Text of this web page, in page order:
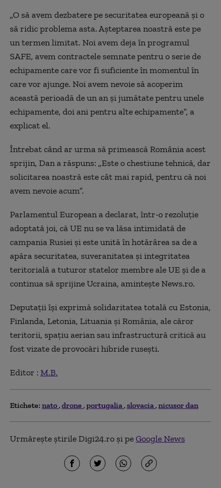
„O să avem dezbatere pe securitatea europeană și o
să ridic problema asta. Așteptarea noastră este pe
un termen limitat. Noi avem deja în programul
SAFE, avem contractele semnate pentru o serie de
echipamente care vor fi suficiente în momentul în
care vor ajunge. Noi avem nevoie să acoperim
această perioadă de un an și jumătate pentru unele
echipamente, doi ani pentru alte echipamente”, a
explicat el.
Întrebat când ar urma să primească România acest
sprijin, Dan a răspuns: „Este o chestiune tehnică, dar
solicitarea noastră este cât mai rapid, pentru că noi
avem nevoie acum”.
Parlamentul European a declarat, într-o rezoluţie
adoptată joi, că UE nu se va lăsa intimidată de
campania Rusiei şi este unită în hotărârea sa de a
apăra securitatea, suveranitatea şi integritatea
teritorială a tuturor statelor membre ale UE şi de a
continua să sprijine Ucraina, amintește News.ro.
Deputaţii îşi exprimă solidaritatea totală cu Estonia,
Finlanda, Letonia, Lituania şi România, ale căror
teritorii, spaţiu aerian sau infrastructură critică au
fost vizate de provocări hibride ruseşti.
Editor : M.B.
Etichete: nato drone portugalia slovacia nicusor dan
Urmărește știrile Digi24.ro și peGoogle News